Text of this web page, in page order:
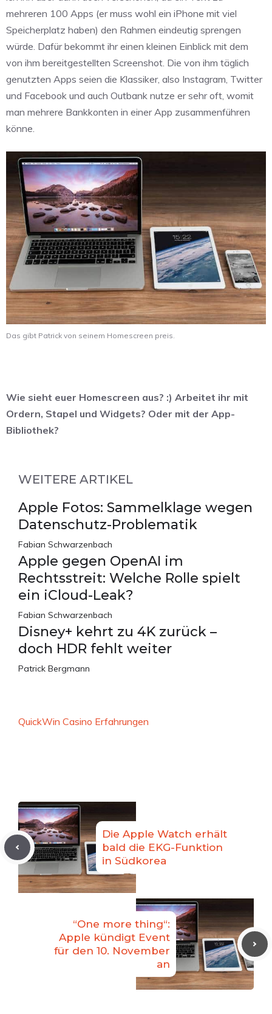
mehreren 100 Apps (er muss wohl ein iPhone mit viel
Speicherplatz haben) den Rahmen eindeutig sprengen
würde. Dafür bekommt ihr einen kleinen Einblick mit dem
von ihm bereitgestellten Screenshot. Die von ihm täglich
genutzten Apps seien die Klassiker, also Instagram, Twitter
und Facebook und auch Outbank nutze er sehr oft, womit
man mehrere Bankkonten in einer App zusammenführen
könne.
Das gibt Patrick von seinem Homescreen preis.
Wie sieht euer Homescreen aus? :) Arbeitet ihr mit
Ordern, Stapel und Widgets? Oder mit der App-
Bibliothek?
WEITERE ARTIKEL
Apple Fotos: Sammelklage wegen
Datenschutz-Problematik
Fabian Schwarzenbach
Apple gegen OpenAI im
Rechtsstreit: Welche Rolle spielt
ein iCloud-Leak?
Fabian Schwarzenbach
Disney+ kehrt zu 4K zurück –
doch HDR fehlt weiter
Patrick Bergmann
QuickWin Casino Erfahrungen
Die Apple Watch erhält
bald die EKG-Funktion
in Südkorea
“One more thing“:
Apple kündigt Event
für den 10. November
an